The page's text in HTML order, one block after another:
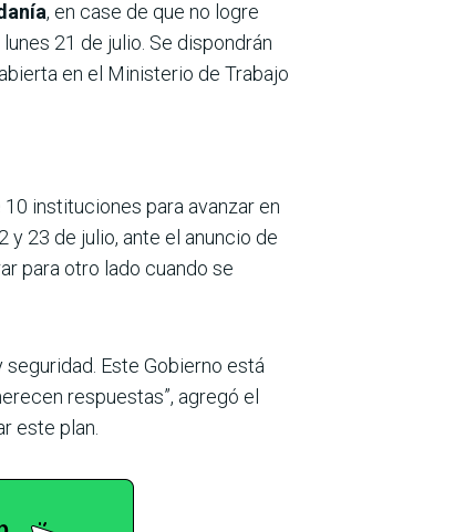
, en case de que no logre
21 de julio. Se dispondrán
en el Ministerio de Trabajo
instituciones para avanzar en
23 de julio, ante el anuncio de
para otro lado cuando se
Este Gobierno está
respuestas”, agregó el
este plan.